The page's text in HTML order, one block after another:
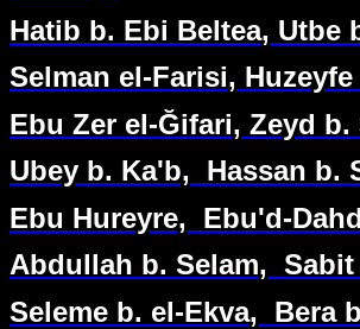
Hatib b. Ebi Beltea, Utbe
Selman el-Farisi,
Ebu Zer el-Ğifari, Zeyd b.
Ubey b. Ka'b,
Hassan b.
Ebu Hureyre,
Ebu'd-
Abdullah b. Selam, Sabit
Seleme b. el-Ekva,
Bera